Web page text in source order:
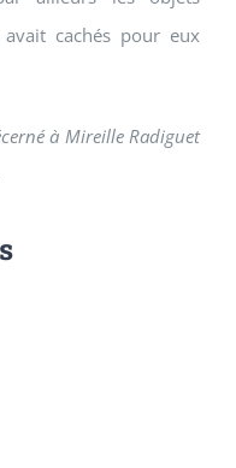
cachés pour eux
à Mireille Radiguet